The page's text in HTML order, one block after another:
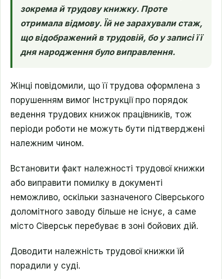
зокрема й трудову книжку. Проте
отримала відмову. Їй не зарахували стаж,
що відображений в трудовій, бо у записі її
дня народження було виправлення.
Жінці повідомили, що її трудова оформлена з
порушенням вимог Інструкції про порядок
ведення трудових книжок працівників, тож
періоди роботи не можуть бути підтверджені
належним чином.
Встановити факт належності трудової книжки
або виправити помилку в документі
неможливо, оскільки зазначеного Сіверського
доломітного заводу більше не існує, а саме
місто Сіверськ перебуває в зоні бойових дій.
Доводити належність трудової книжки їй
порадили у суді.